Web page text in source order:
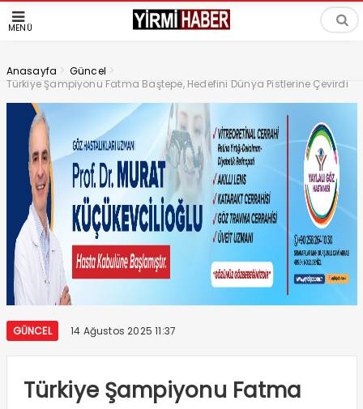
MENÜ
Anasayfa > Güncel >
Türkiye Şampiyonu Fatma Baştepe, Hedefini Dünya Pistlerine Çevirdi
GÜNCEL 14 Ağustos 2025 11:37
Türkiye Şampiyonu Fatma